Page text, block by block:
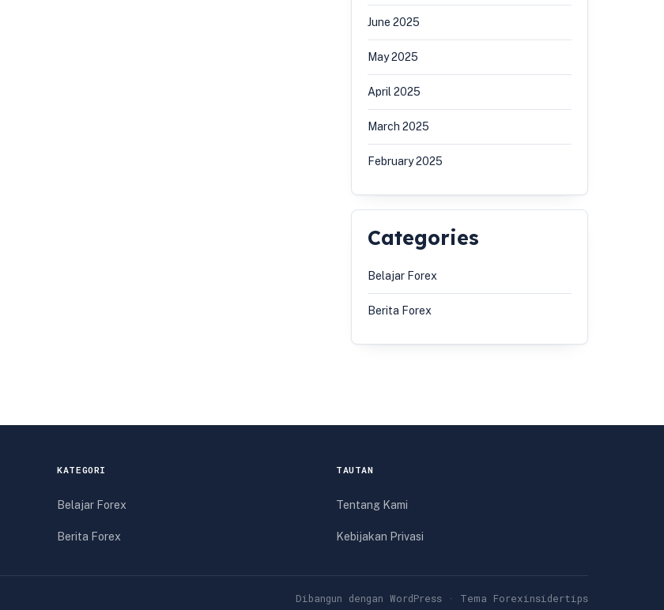
June 2025
May 2025
April 2025
March 2025
February 2025
Categories
Belajar Forex
Berita Forex
KATEGORI
Belajar Forex
Berita Forex
TAUTAN
Tentang Kami
Kebijakan Privasi
Dibangun dengan WordPress · Tema Forexinsidertips